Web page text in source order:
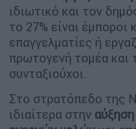
ιδιωτικό και τον
το 27% είναι έμποροι
επαγγελματίες ή
πρωτογενή τομέα και
συνταξιούχοι.
Στο στρατόπεδο της
ιδιαίτερα στην